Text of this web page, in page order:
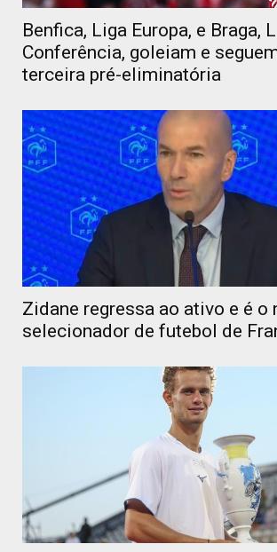
Benfica, Liga Europa, e Braga,
Conferência, goleiam e
terceira pré-eliminatória
Zidane regressa ao ativo e é o
selecionador de futebol de